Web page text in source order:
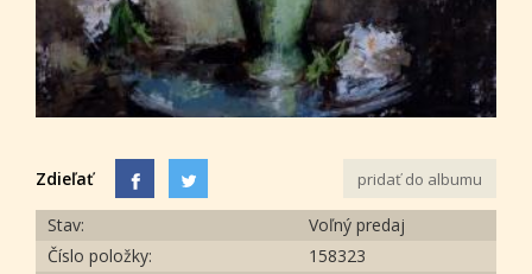
Zdieľať pridať do albumu
Stav:
Voľný predaj
Číslo položky:
158323